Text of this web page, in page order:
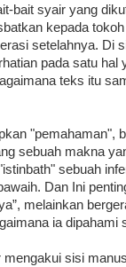
bait syair yang
kepada
setelahnya. Di
pada satu hal
teks itu
"pemahaman",
sebuah makna
sebuah
Dan Ini
melainkan
ia dipahami
mengakui sisi